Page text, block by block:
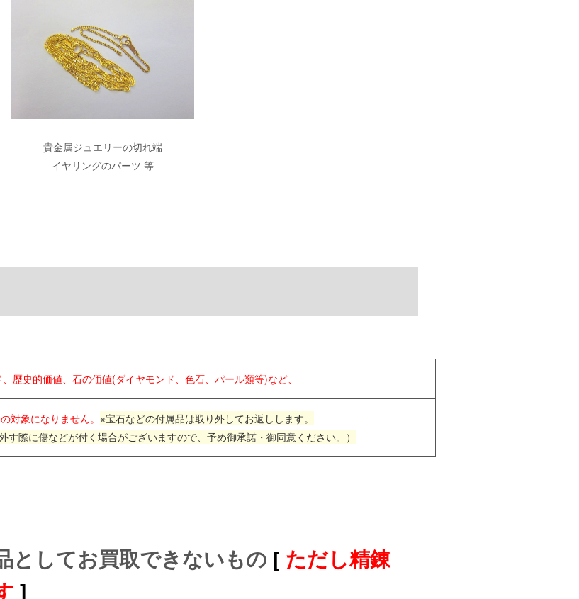
貴金属ジュエリーの切れ端
イヤリングのパーツ 等
歴史的価値、石の価値(ダイヤモンド、色石、パール類等)など、
対象になりません。 ※宝石などの付属品は取り外してお返しします。
す際に傷などが付く場合がございますので、予め御承諾・御同意ください。）
としてお買取できないもの [ ただし精錬
]